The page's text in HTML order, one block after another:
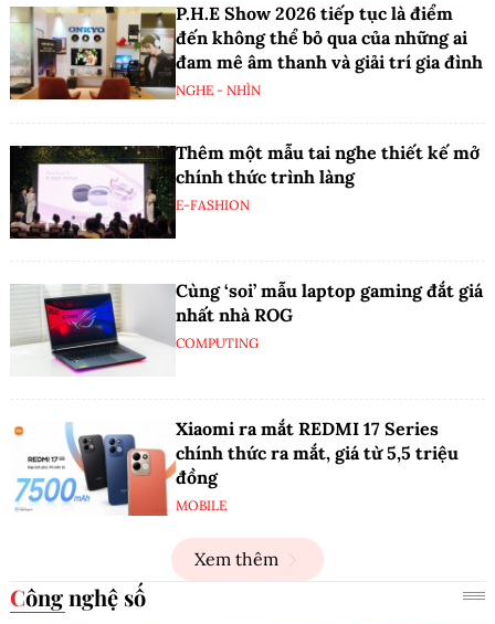
P.H.E Show 2026 tiếp tục là điểm
đến không thể bỏ qua của những ai
đam mê âm thanh và giải trí gia đình
NGHE - NHÌN
Thêm một mẫu tai nghe thiết kế mở
chính thức trình làng
E-FASHION
Cùng ‘soi’ mẫu laptop gaming đắt giá
nhất nhà ROG
COMPUTING
Xiaomi ra mắt REDMI 17 Series
chính thức ra mắt, giá từ 5,5 triệu
đồng
MOBILE
Xem thêm
Công nghệ số